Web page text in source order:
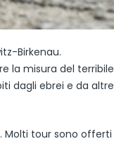
Birkenau.
la misura del terribile
dagli ebrei e da altre
Molti tour sono offerti